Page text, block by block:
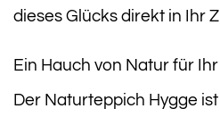
dieses Glücks direkt in Ihr
Ein Hauch von Natur für
Der Naturteppich Hygge